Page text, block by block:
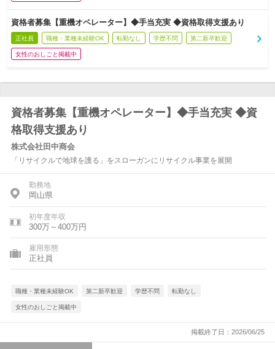
資格者募集【重機オペレーター】◆手当充実 ◆資格取得支援あり
正社員 職種・業種未経験OK 転勤なし 学歴不問 第二新卒歓迎
女性のおしごと掲載中
資格者募集【重機オペレーター】◆手当充実 ◆資
格取得支援あり
株式会社田中商会
「リサイクルで地球を護る」をスローガンにリサイクル事業を展開
勤務地
岡山県
初年度年収
300万～400万円
雇用形態
正社員
職種・業種未経験OK 第二新卒歓迎 学歴不問 転勤なし
女性のおしごと掲載中
掲載終了日：2026/06/25